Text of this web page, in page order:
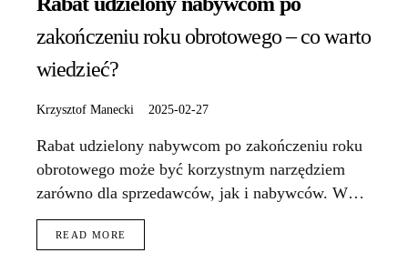
zakończeniu roku obrotowego – co warto
wiedzieć?
Krzysztof Manecki 2025-02-27
Rabat udzielony nabywcom po zakończeniu roku
obrotowego może być korzystnym narzędziem
zarówno dla sprzedawców, jak i nabywców. W…
READ MORE